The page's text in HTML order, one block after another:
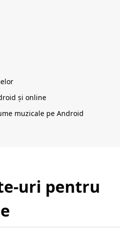
și online
muzicale pe Android
uri pentru